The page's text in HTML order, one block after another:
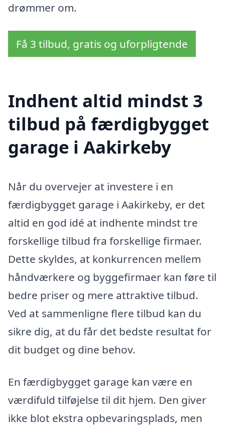
drømmer om.
Få 3 tilbud, gratis og uforpligtende
Indhent altid mindst 3
tilbud på færdigbygget
garage i Aakirkeby
Når du overvejer at investere i en
færdigbygget garage i Aakirkeby, er det
altid en god idé at indhente mindst tre
forskellige tilbud fra forskellige firmaer.
Dette skyldes, at konkurrencen mellem
håndværkere og byggefirmaer kan føre til
bedre priser og mere attraktive tilbud.
Ved at sammenligne flere tilbud kan du
sikre dig, at du får det bedste resultat for
dit budget og dine behov.
En færdigbygget garage kan være en
værdifuld tilføjelse til dit hjem. Den giver
ikke blot ekstra opbevaringsplads, men